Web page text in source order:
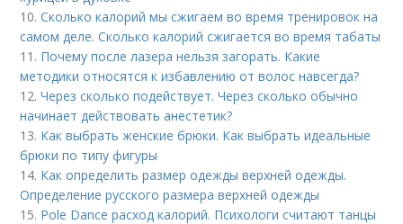
10.Сколько калорий мы сжигаем во время тренировок на
самом деле. Сколько калорий сжигается во время табаты
11. Почему после лазера нельзя загорать. Какие
методики относятся к избавлению от волос навсегда?
12.Через сколько подействует. Через сколько обычно
начинает действовать анестетик?
13. Как выбрать женские брюки. Как выбрать идеальные
брюки по типу фигуры
14. Как определить размер одежды верхней одежды.
Определение русского размера верхней одежды
15. Pole Dance расход калорий. Психологи считают танцы